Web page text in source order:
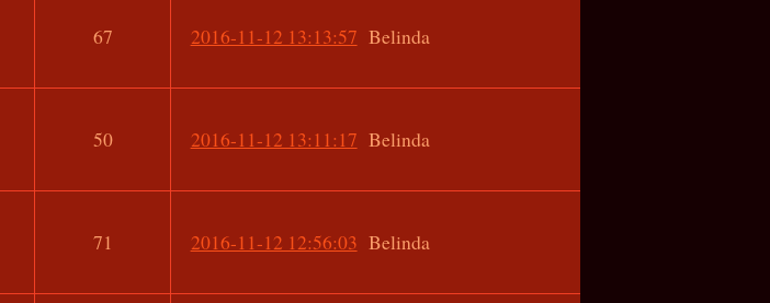
67 2016-11-12 13:13:57 Belinda
50 2016-11-12 13:11:17 Belinda
71 2016-11-12 12:56:03 Belinda